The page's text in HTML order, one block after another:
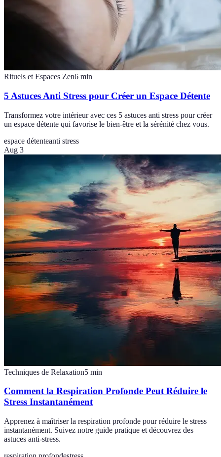
Rituels et Espaces Zen6 min
5 Astuces Anti Stress pour Créer un Espace Détente
Transformez votre intérieur avec ces 5 astuces anti stress pour créer
un espace détente qui favorise le bien-être et la sérénité chez vous.
espace détenteanti stress
Aug 3
Techniques de Relaxation5 min
Comment la Respiration Profonde Peut Réduire le
Stress Instantanément
Apprenez à maîtriser la respiration profonde pour réduire le stress
instantanément. Suivez notre guide pratique et découvrez des
astuces anti-stress.